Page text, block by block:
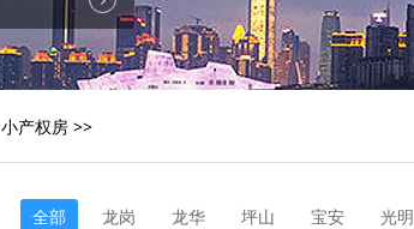
小产权房 >>
全部 龙岗 龙华 坪山 宝安 光明